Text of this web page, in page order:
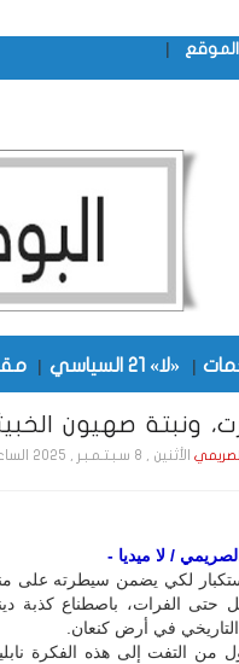
|
| «لا» 21 السياسي |
ونبتة صهيون
الأثنين , 8 سـبـتـمـبـر , 2025 الساعة 1:10:03 AM
/ لا ميديا -
لكي يضمن سيطرته على
حتى الفرات، باصطناع كذبة
في أرض كنعان.
من التفت إلى هذه الفكرة